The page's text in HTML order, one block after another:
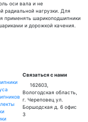
оси вала и не
радиальной нагрузки. Для
применять шарикоподшипники
и дорожкой качения.
Связаться с нами
162603,
Вологодская область,
г. Череповец ул.
Боршодская д. 6 офис
3